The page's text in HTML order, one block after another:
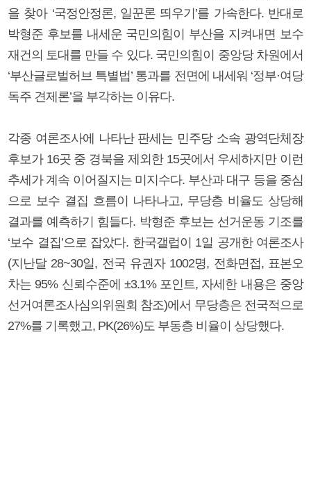
을 찾아 ‘국정안정론, 일꾼론 띄우기’를 가속한다. 반대로
박형준 후보를 내세운 국민의힘이 부산을 지켜내면 보수
재건의 토대를 만들 수 있다. 국민의힘이 중앙당 차원에서
‘부산글로벌허브 특별법’ 통과를 전면에 내세워 ‘정부·여당
독주 견제론’을 부각하는 이유다.
각종 여론조사에 나타난 판세는 민주당 소속 광역단체장
후보가 16곳 중 경북을 제외한 15곳에서 우세하지만 이런
추세가 계속 이어질지는 미지수다. 부산과 대구 등을 중심
으로 보수 결집 흐름이 나타나고, 무당층 비율도 상당해
결과를 예측하기 힘들다. 박형준 후보는 선거운동 기조를
‘보수 결집’으로 잡았다. 한국갤럽이 1일 공개한 여론조사
(지난달 28~30일, 전국 유권자 1002명, 전화면접, 표본오
차는 95% 신뢰수준에 ±3.1% 포인트, 자세한 내용은 중앙
선거여론조사심의위원회 참조)에서 무당층은 전국적으로
27%를 기록했고, PK(26%)도 부동층 비율이 상당했다.